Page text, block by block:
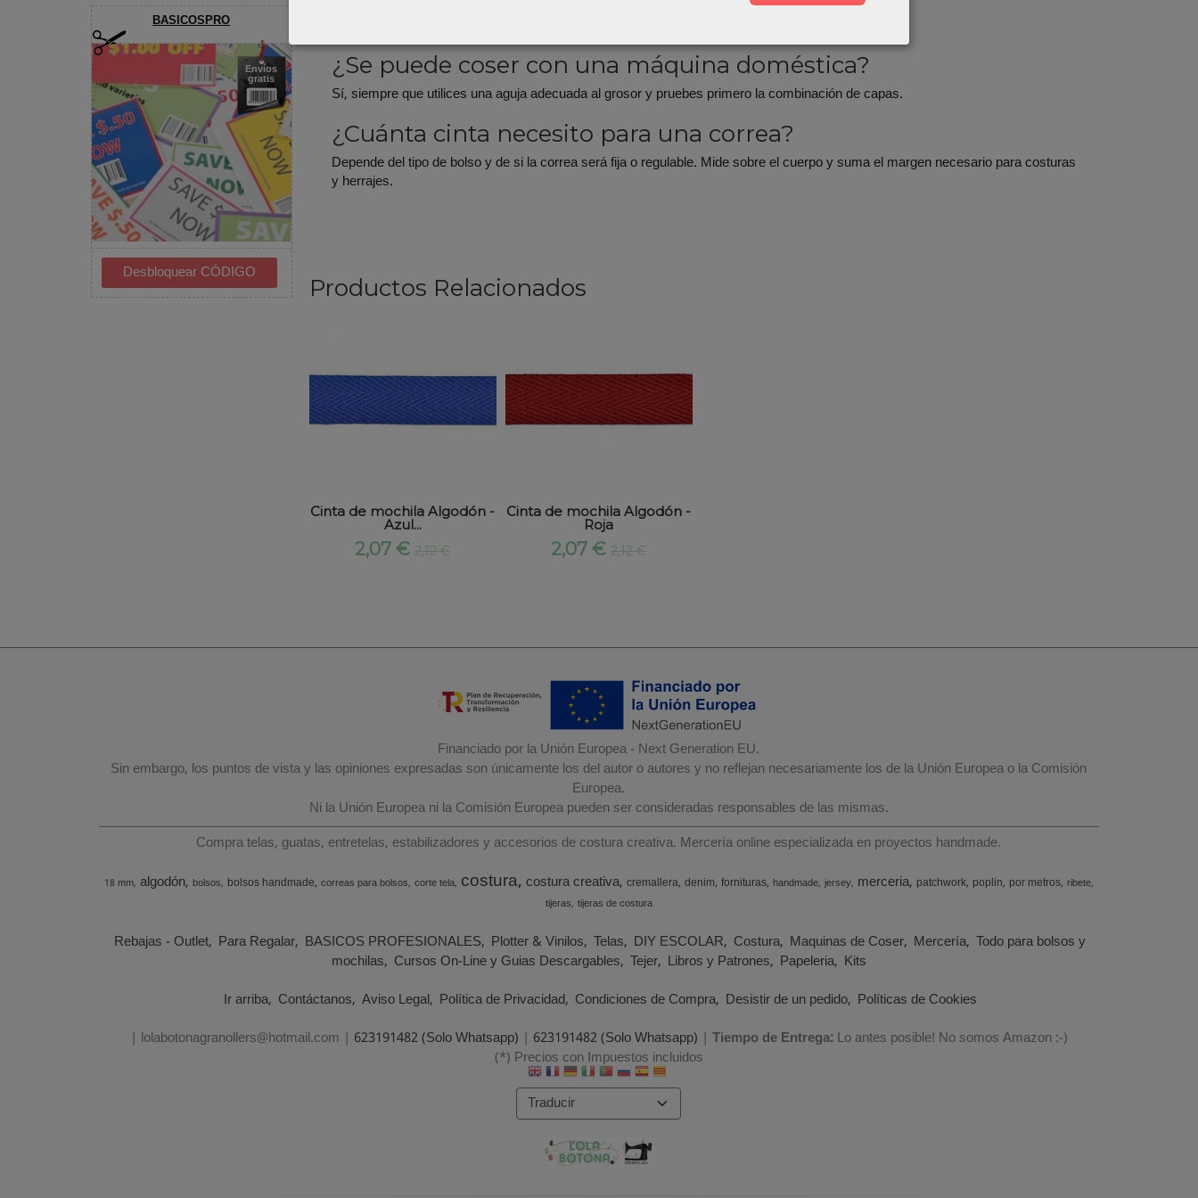
BASICOSPRO
Envíos
gratis
¿Se puede coser con una máquina doméstica?
Sí, siempre que utilices una aguja adecuada al grosor y pruebes primero la combinación de capas.
¿Cuánta cinta necesito para una correa?
Depende del tipo de bolso y de si la correa será fija o regulable. Mide sobre el cuerpo y suma el margen necesario para costuras
y herrajes.
Productos Relacionados
Cinta de mochila Algodón -
Azul...
2,07 €2,12 €
Cinta de mochila Algodón -
Roja
2,07 €2,12 €
Financiado por la Unión Europea - Next Generation EU.
Sin embargo, los puntos de vista y las opiniones expresadas son únicamente los del autor o autores y no reflejan necesariamente los de la Unión Europea o la Comisión
Europea.
Ni la Unión Europea ni la Comisión Europea pueden ser consideradas responsables de las mismas.
Compra telas, guatas, entretelas, estabilizadores y accesorios de costura creativa. Mercería online especializada en proyectos handmade.
18 mm algodón bolsos bolsos handmade correas para bolsos corte tela costura costura creativa cremallera denim fornituras handmade jersey merceria patchwork poplin por metros ribete
tijeras tijeras de costura
Rebajas - Outlet Para Regalar BASICOS PROFESIONALES Plotter & Vinilos Telas DIY ESCOLAR Costura Maquinas de Coser Mercería Todo para bolsos y
mochilas Cursos On-Line y Guias Descargables Tejer Libros y Patrones Papeleria Kits
Ir arriba Contáctanos Aviso Legal Política de Privacidad Condiciones de Compra Desistir de un pedido Políticas de Cookies
| lolabotonagranollers@hotmail.com | 623191482 (Solo Whatsapp) | 623191482 (Solo Whatsapp) | Tiempo de Entrega:Lo antes posible! No somos Amazon :-)
(*) Precios con Impuestos incluidos